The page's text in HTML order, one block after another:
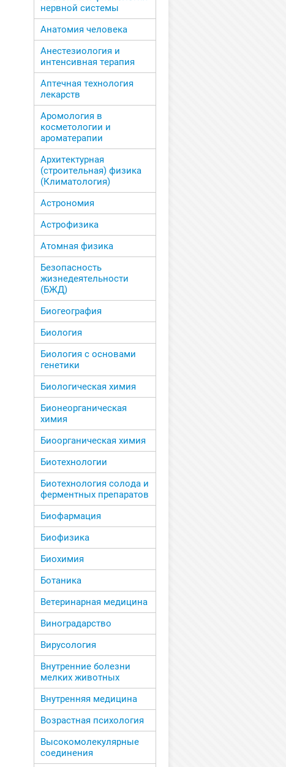
нервной системы
Анатомия человека
Анестезиология и
интенсивная терапия
Аптечная технология
лекарств
Аромология в
косметологии и
ароматерапии
Архитектурная
(строительная) физика
(Климатология)
Астрономия
Астрофизика
Атомная физика
Безопасность
жизнедеятельности
(БЖД)
Биогеография
Биология
Биология с основами
генетики
Биологическая химия
Бионеорганическая
химия
Биоорганическая химия
Биотехнологии
Биотехнология солода и
ферментных препаратов
Биофармация
Биофизика
Биохимия
Ботаника
Ветеринарная медицина
Виноградарство
Вирусология
Внутренние болезни
мелких животных
Внутренняя медицина
Возрастная психология
Высокомолекулярные
соединения